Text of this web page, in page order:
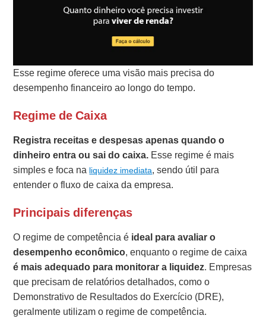
Esse regime oferece uma visão mais precisa do
desempenho financeiro ao longo do tempo.
Regime de Caixa
Registra receitas e despesas apenas quando o
dinheiro entra ou sai do caixa. Esse regime é mais
simples e foca na liquidez imediata, sendo útil para
entender o fluxo de caixa da empresa.
Principais diferenças
O regime de competência é ideal para avaliar o
desempenho econômico, enquanto o regime de caixa
é mais adequado para monitorar a liquidez. Empresas
que precisam de relatórios detalhados, como o
Demonstrativo de Resultados do Exercício (DRE),
geralmente utilizam o regime de competência.